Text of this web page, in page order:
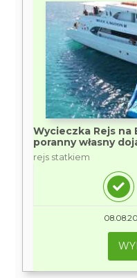
Wycieczka Rejs na
poranny własny
rejs statkiem